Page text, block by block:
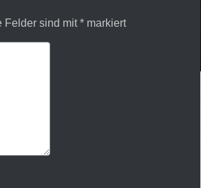
Felder sind mit* markiert